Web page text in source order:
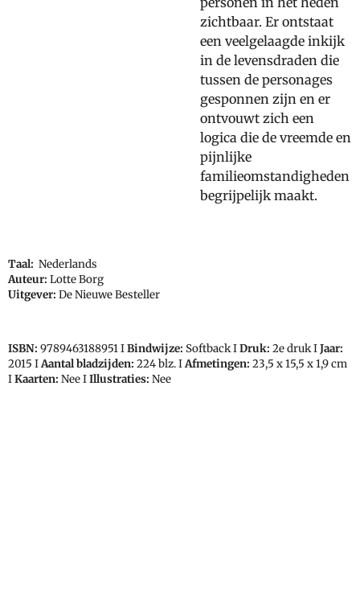
zichtbaar. Er ontstaat
een veelgelaagde inkijk
in de levensdraden die
tussen de personages
gesponnen zijn en er
ontvouwt zich een
logica die de vreemde en
pijnlijke
familieomstandigheden
begrijpelijk maakt.
Taal: Nederlands
Auteur: Lotte Borg
Uitgever: De Nieuwe Besteller
ISBN: 9789463188951 IBindwijze: Softback IDruk: 2e druk IJaar:
2015 IAantal bladzijden: 224 blz. IAfmetingen: 23,5 x 15,5 x 1,9 cm
IKaarten: Nee IIllustraties: Nee